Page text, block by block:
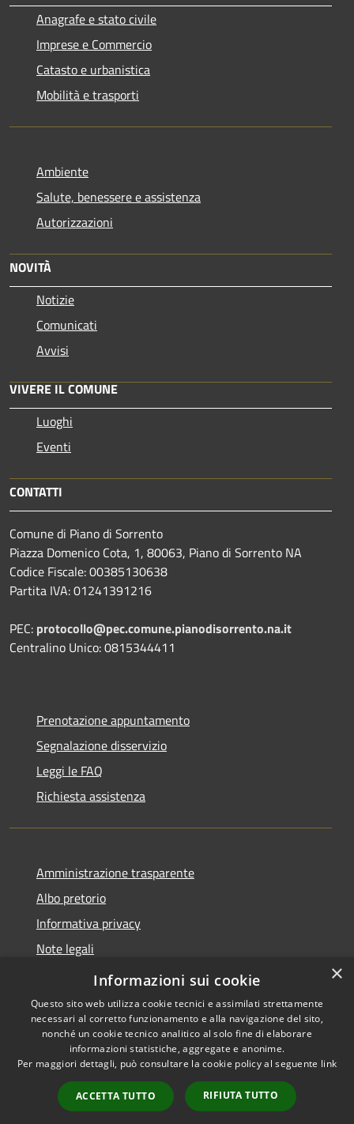
Anagrafe e stato civile
Imprese e Commercio
Catasto e urbanistica
Mobilità e trasporti
Ambiente
Salute, benessere e assistenza
Autorizzazioni
NOVITÀ
Notizie
Comunicati
Avvisi
VIVERE IL COMUNE
Luoghi
Eventi
CONTATTI
Comune di Piano di Sorrento
Piazza Domenico Cota, 1, 80063, Piano di Sorrento NA
Codice Fiscale: 00385130638
Partita IVA: 01241391216
PEC: protocollo@pec.comune.pianodisorrento.na.it
Centralino Unico: 0815344411
Prenotazione appuntamento
Segnalazione disservizio
Leggi le FAQ
Richiesta assistenza
Amministrazione trasparente
Albo pretorio
Informativa privacy
Note legali
Dichiarazione di accessibilità
Accessibilità
Copyright © 2026 • Comune di
Piano di Sorrento • Powered by
Municipium•
Accesso
redazione
×
Informazioni sui cookie
Questo sito web utilizza cookie tecnici e assimilati strettamente
necessari al corretto funzionamento e alla navigazione del sito,
nonché un cookie tecnico analitico al solo fine di elaborare
informazioni statistiche, aggregate e anonime.
Per maggiori dettagli, può consultare la cookie policy al seguente link
ACCETTA TUTTO RIFIUTA TUTTO